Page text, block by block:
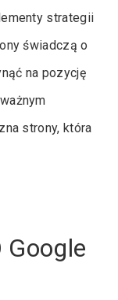
strategii
świadczą o
na pozycję
strony, która